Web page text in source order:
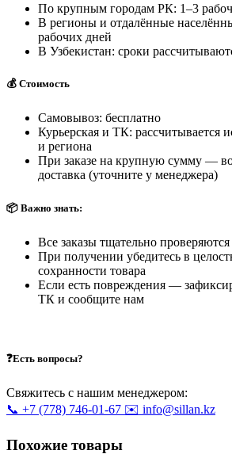
По крупным городам РК: 1–3
В регионы и отдалённые
рабочих дней
В Узбекистан: сроки
💰 Стоимость
Самовывоз: бесплатно
Курьерская и ТК: рассчитывается
и региона
При заказе на крупную сумму —
доставка (уточните у менеджера)
📦 Важно знать:
Все заказы тщательно
При получении убедитесь в
сохранности товара
Если есть повреждения —
ТК и сообщите нам
❓Есть вопросы?
Свяжитесь с нашим менеджером:
📞 +7 (778) 746-01-67 ✉️ info@sillan.kz
Похожие товары